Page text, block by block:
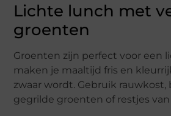
Lichte lunch met
groenten
Groenten zijn perfect voor een
maken je maaltijd fris en
zwaar wordt. Gebruik rauwkost,
gegrilde groenten of restjes